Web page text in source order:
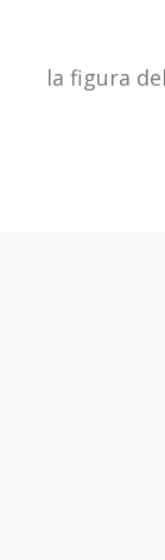
la figura